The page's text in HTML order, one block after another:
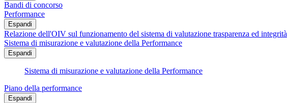
Bandi di concorso
Performance
Espandi
Relazione dell'OIV sul funzionamento del sistema di valutazione trasparenza ed integrità
Sistema di misurazione e valutazione della Performance
Espandi
Sistema di misurazione e valutazione della Performance
Piano della performance
Espandi